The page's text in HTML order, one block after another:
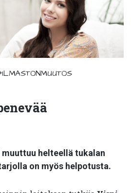
helteellä tukalan
on myös helpotusta.